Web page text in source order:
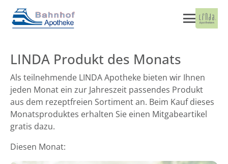
LINDA Produkt des Monats
Als teilnehmende LINDA Apotheke bieten wir Ihnen
jeden Monat ein zur Jahreszeit passendes Produkt
aus dem rezeptfreien Sortiment an. Beim Kauf dieses
Monatsproduktes erhalten Sie einen Mitgabeartikel
gratis dazu.
Diesen Monat: